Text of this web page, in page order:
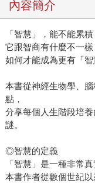
內容簡介
「智慧」，能不能累
它跟智商有什麼不一
如何才能成為更有「智
本書從神經生物學、
點，
分享每個人生階段培
謎。
◎智慧的定義
「智慧」是一種非常
本書作者從數個世紀